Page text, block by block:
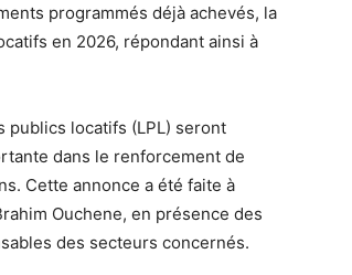
programmés déjà achevés, la
en 2026, répondant ainsi à
publics locatifs (LPL) seront
dans le renforcement de
Cette annonce a été faite à
Ouchene, en présence des
des secteurs concernés.